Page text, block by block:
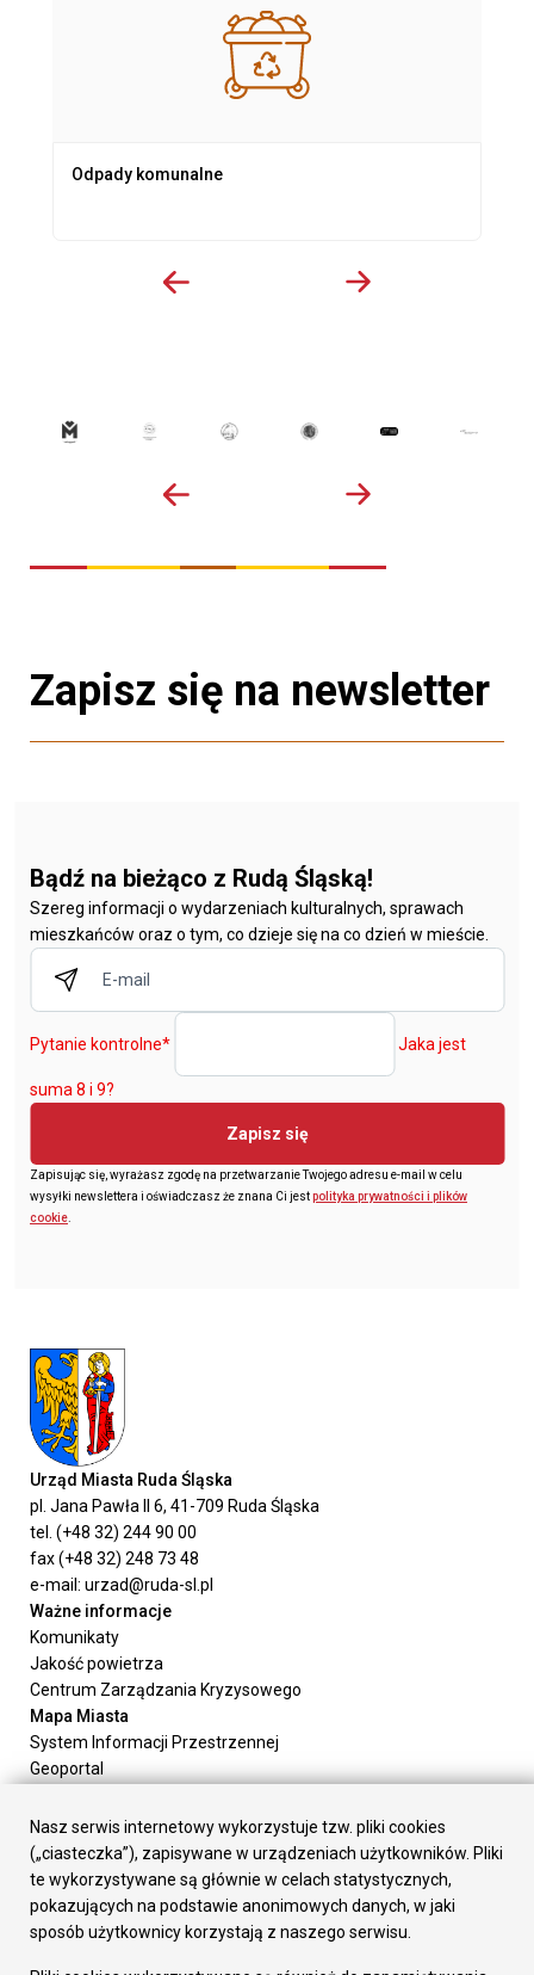
Odpady komunalne
Zapisz się na newsletter
Bądź na bieżąco z Rudą Śląską!
Szereg informacji o wydarzeniach kulturalnych, sprawach
mieszkańców oraz o tym, co dzieje się na co dzień w mieście.
Pytanie kontrolne* Jaka jest
suma 8 i 9?
Zapisz się
Zapisując się, wyrażasz zgodę na przetwarzanie Twojego adresu e-mail w celu
wysyłki newslettera i oświadczasz że znana Ci jestpolityka prywatności i plików
cookie
Urząd Miasta Ruda Śląska
pl. Jana Pawła II 6, 41-709 Ruda Śląska
tel. (+48 32) 244 90 00
fax (+48 32) 248 73 48
e-mail: urzad@ruda-sl.pl
Ważne informacje
Komunikaty
Jakość powietrza
Centrum Zarządzania Kryzysowego
Mapa Miasta
System Informacji Przestrzennej
Geoportal
Załatw sprawę
Prezydent Miasta
Rada Miasta
Wydziały
Elektroniczna Skrzynka Podawcza
Nasz serwis internetowy wykorzystuje tzw. pliki cookies
(„ciasteczka”), zapisywane w urządzeniach użytkowników. Pliki
te wykorzystywane są głównie w celach statystycznych,
pokazujących na podstawie anonimowych danych, w jaki
sposób użytkownicy korzystają z naszego serwisu.